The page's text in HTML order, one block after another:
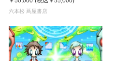
六本松 蔦屋書店